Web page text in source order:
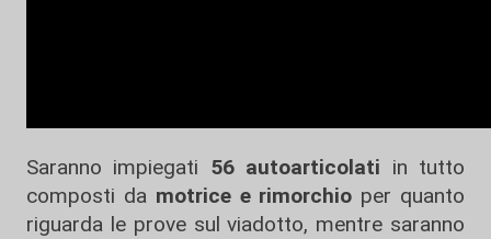
Saranno impiegati 56 autoarticolati in tutto
composti da motrice e rimorchio per quanto
riguarda le prove sul viadotto, mentre saranno